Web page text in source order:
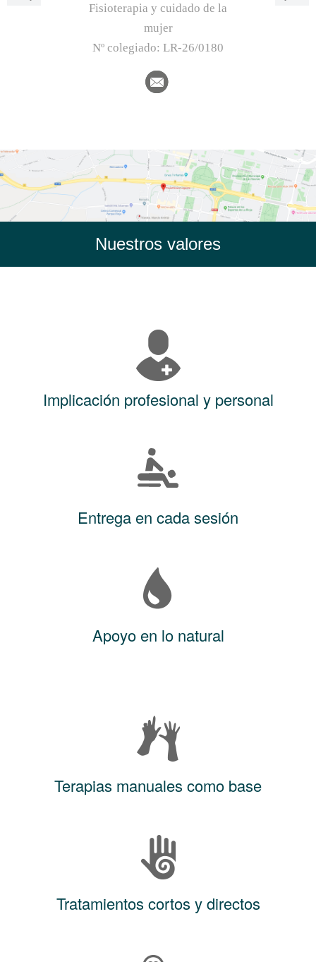
Fisioterapia y cuidado de la
mujer
Nº colegiado: LR-26/0180
Nuestros valores
Implicación profesional y personal
Entrega en cada sesión
Apoyo en lo natural
Terapias manuales como base
Tratamientos cortos y directos